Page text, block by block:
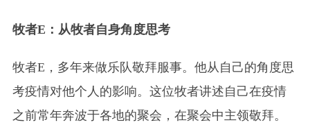
牧者E：从牧者自身角度思考
牧者E，多年来做乐队敬拜服事。他从自己的角度思
考疫情对他个人的影响。这位牧者讲述自己在疫情
之前常年奔波于各地的聚会，在聚会中主领敬拜。